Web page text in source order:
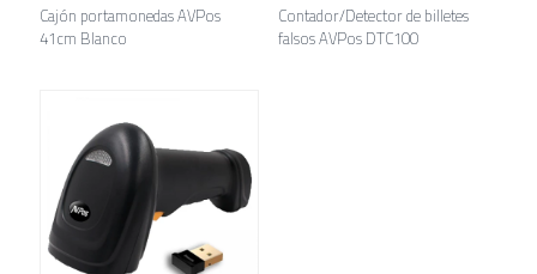
Cajón portamonedas AVPos
41cm Blanco
Contador/Detector de billetes
falsos AVPos DTC100